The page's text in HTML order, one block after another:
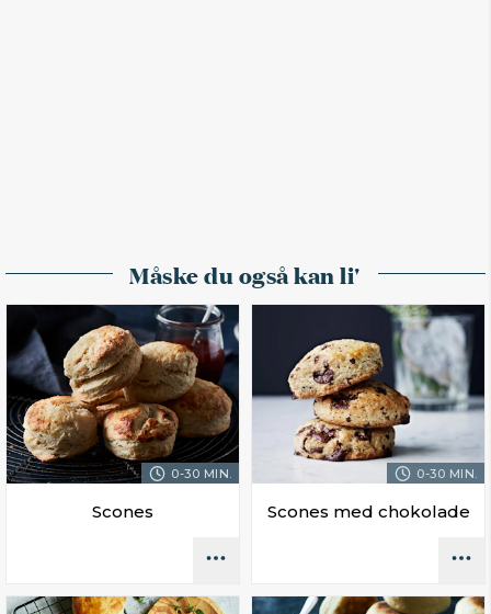
Måske du også kan li'
0-30 MIN.
Scones
0-30 MIN.
Scones med chokolade